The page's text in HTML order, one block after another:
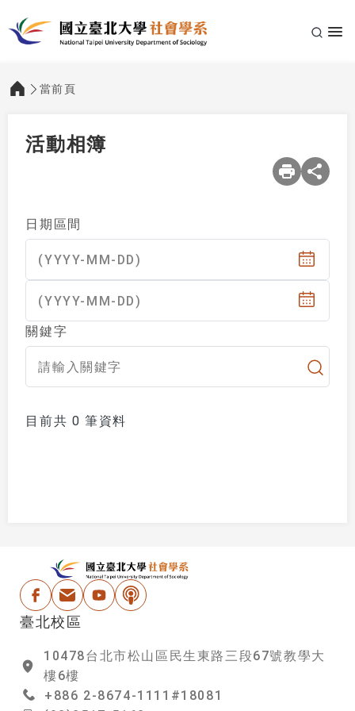
::: 當前頁
活動相簿
日期區間
(YYYY-MM-DD)
(YYYY-MM-DD)
關鍵字
目前共 0 筆資料
Facebook
電子信箱YoutubePodcast
臺北校區
10478台北市松山區民生東路三段67號教學大
樓6樓
+886 2-8674-1111#18081